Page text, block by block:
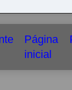
Página
inicial